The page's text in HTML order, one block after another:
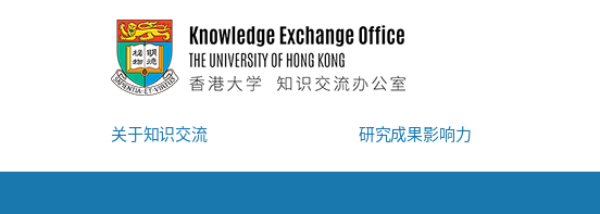
关于知识交流 研究成果影响力